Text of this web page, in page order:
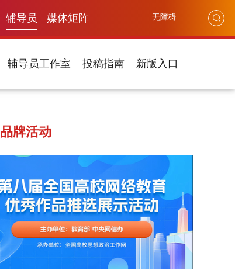
辅导员 媒体矩阵 无障碍
辅导员工作室 投稿指南 新版入口
品牌活动